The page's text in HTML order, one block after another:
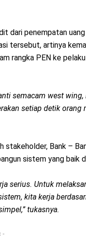
dari penempatan
tersebut, artinya
rangka PEN ke
semacam west
setiap detik orang
stakeholder, Bank –
sistem yang baik
serius. Untuk
kita kerja
tukasnya.
-